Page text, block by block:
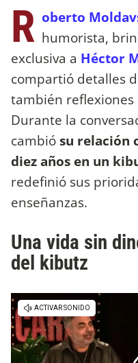
R oberto
humorista,
exclusiva a Héctor
compartió detalles
también reflexiones
Durante la
cambiósu relación
diez años en un
redefinió sus
enseñanzas.
Una vida sin
del kibutz